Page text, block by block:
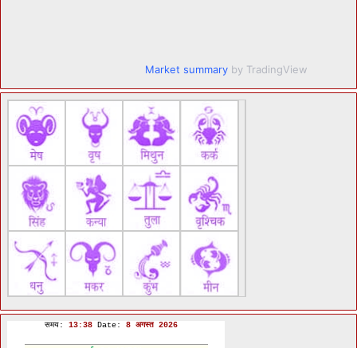
Market summary by TradingView